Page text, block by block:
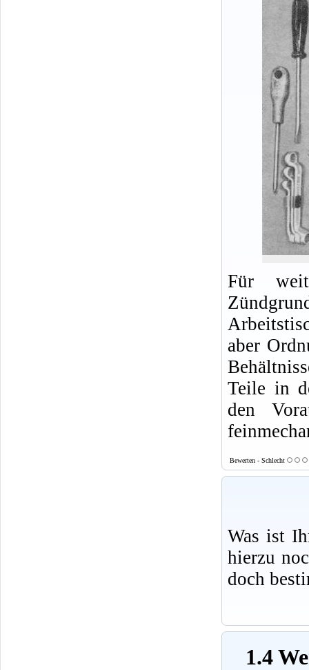
Für
aber
Teile in
den
Bewerten - Schlecht
Was ist
hierzu
doch
1.4